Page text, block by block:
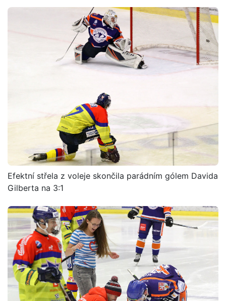
Efektní střela z voleje skončila parádním gólem Davida
Gilberta na 3:1